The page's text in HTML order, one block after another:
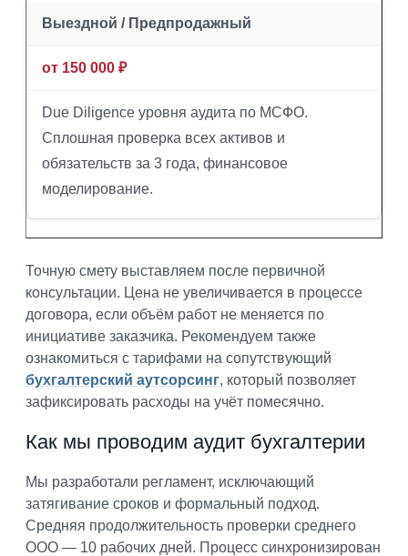
Выездной / Предпродажный
от 150 000 ₽
Due Diligence уровня аудита по МСФО.
Сплошная проверка всех активов и
обязательств за 3 года, финансовое
моделирование.
Точную смету выставляем после первичной
консультации. Цена не увеличивается в процессе
договора, если объём работ не меняется по
инициативе заказчика. Рекомендуем также
ознакомиться с тарифами на сопутствующий
бухгалтерский аутсорсинг, который позволяет
зафиксировать расходы на учёт помесячно.
Как мы проводим аудит бухгалтерии
Мы разработали регламент, исключающий
затягивание сроков и формальный подход.
Средняя продолжительность проверки среднего
ООО — 10 рабочих дней. Процесс синхронизирован